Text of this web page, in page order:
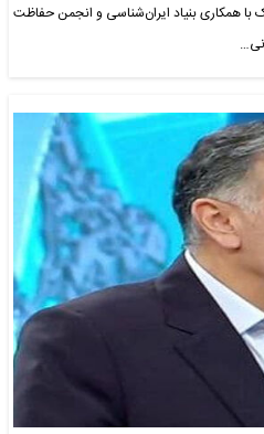
همکاری بنیاد ایران‌شناسی و انجمن حفاظت